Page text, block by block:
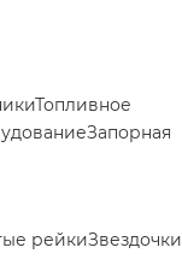
Топливное
Запорная
рейкиЗвездочки